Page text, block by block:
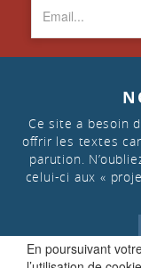
En poursuivant
Ce site a besoin
offrir les textes
parution.
celui-ci aux «